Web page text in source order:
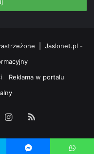
| Jaslonet.pl -
Reklama w portalu
Instagram